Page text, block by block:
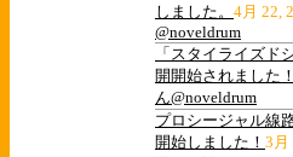
しました。 4月 22,
@noveldrum
「スタイライズド
開開始されました！
ん@noveldrum
プロシージャル線
開始しました！ 3月